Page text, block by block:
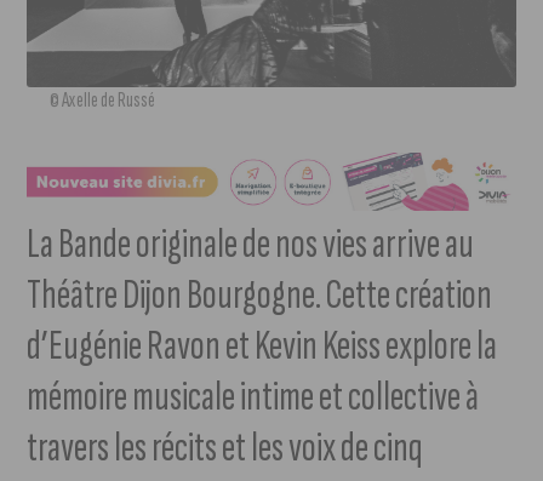
© Axelle de Russé
La Bande originale de nos vies arrive au
Théâtre Dijon Bourgogne. Cette création
d’Eugénie Ravon et Kevin Keiss explore la
mémoire musicale intime et collective à
travers les récits et les voix de cinq